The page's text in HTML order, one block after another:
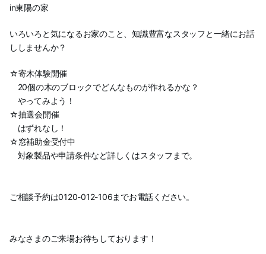
in東陽の家
いろいろと気になるお家のこと、知識豊富なスタッフと一緒にお話
ししませんか？
☆寄木体験開催
20個の木のブロックでどんなものが作れるかな？
やってみよう！
☆抽選会開催
はずれなし！
☆窓補助金受付中
対象製品や申請条件など詳しくはスタッフまで。
ご相談予約は0120-012-106までお電話ください。
みなさまのご来場お待ちしております！